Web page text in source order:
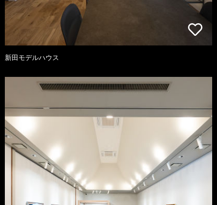
新田モデルハウス